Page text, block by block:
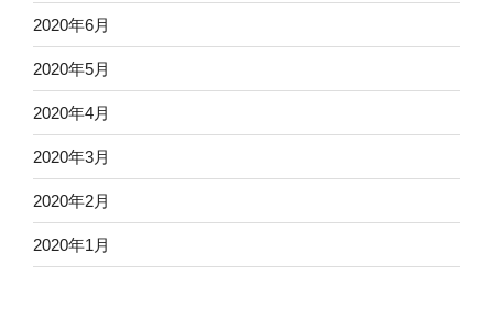
2020年6月
2020年5月
2020年4月
2020年3月
2020年2月
2020年1月